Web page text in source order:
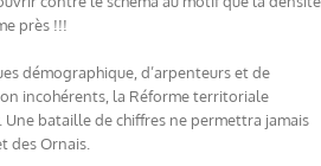
près !!!
démographique, d’arpenteurs et de
incohérents, la Réforme territoriale
Une bataille de chiffres ne permettra jamais
des Ornais.